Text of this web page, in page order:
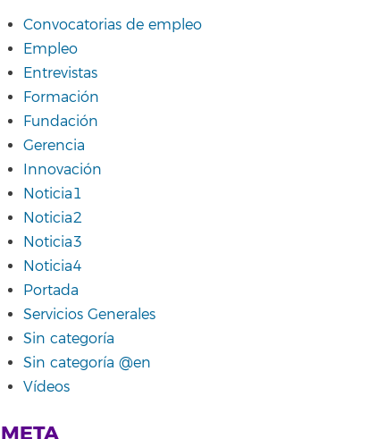
Convocatorias de empleo
Empleo
Entrevistas
Formación
Fundación
Gerencia
Innovación
Noticia1
Noticia2
Noticia3
Noticia4
Portada
Servicios Generales
Sin categoría
Sin categoría @en
Vídeos
META